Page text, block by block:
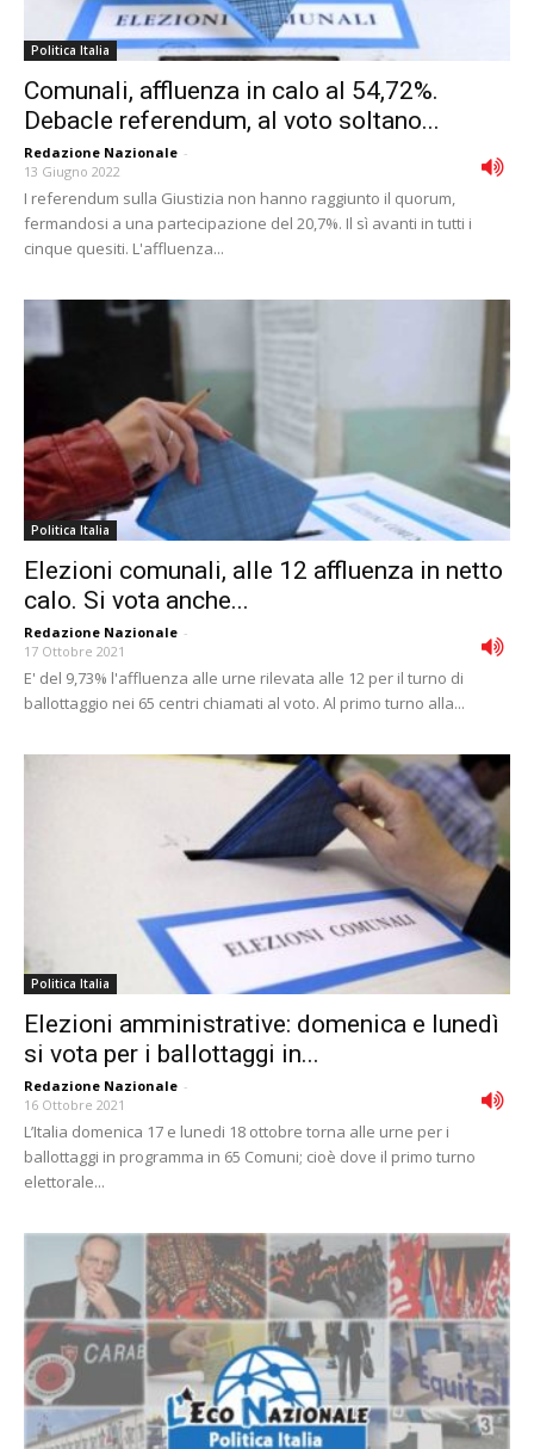
Politica Italia
Comunali, affluenza in calo al 54,72%.
Debacle referendum, al voto soltano...
Redazione Nazionale -
13 Giugno 2022
I referendum sulla Giustizia non hanno raggiunto il quorum,
fermandosi a una partecipazione del 20,7%. Il sì avanti in tutti i
cinque quesiti. L'affluenza...
Politica Italia
Elezioni comunali, alle 12 affluenza in netto
calo. Si vota anche...
Redazione Nazionale -
17 Ottobre 2021
E' del 9,73% l'affluenza alle urne rilevata alle 12 per il turno di
ballottaggio nei 65 centri chiamati al voto. Al primo turno alla...
Politica Italia
Elezioni amministrative: domenica e lunedì
si vota per i ballottaggi in...
Redazione Nazionale -
16 Ottobre 2021
L’Italia domenica 17 e lunedi 18 ottobre torna alle urne per i
ballottaggi in programma in 65 Comuni; cioè dove il primo turno
elettorale...